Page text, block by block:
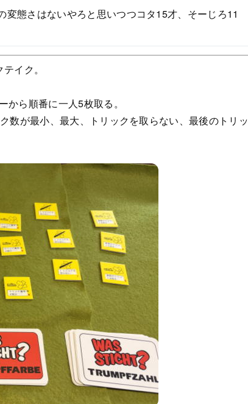
態さはないやろと思いつつコタ15才、そーじろ11
イク。
ら順番に一人5枚取る。
数が最小、最大、トリックを取らない、最後のトリッ